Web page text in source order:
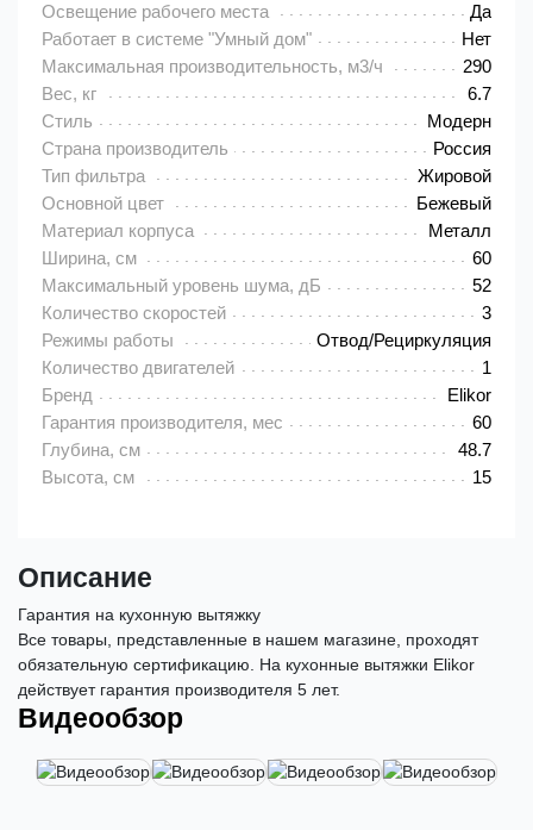
Освещение рабочего места
Да
Работает в системе "Умный дом"
Нет
Максимальная производительность, м3/ч
290
Вес, кг
6.7
Стиль
Модерн
Страна производитель
Россия
Тип фильтра
Жировой
Основной цвет
Бежевый
Материал корпуса
Металл
Ширина, см
60
Максимальный уровень шума, дБ
52
Количество скоростей
3
Режимы работы
Отвод/Рециркуляция
Количество двигателей
1
Бренд
Elikor
Гарантия производителя, мес
60
Глубина, см
48.7
Высота, см
15
Описание
Гарантия на кухонную вытяжку
Все товары, представленные в нашем магазине, проходят
обязательную сертификацию. На кухонные вытяжки Elikor
действует гарантия производителя 5 лет.
Видеообзор